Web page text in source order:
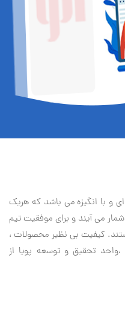
و با انگیزه می باشد که هریک
می آیند و برای موفقیت تيم
کیفیت بی نظير محصولات ،
،واحد تحقیق و توسعه پویا از